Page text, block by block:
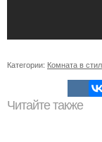
Категории: Комната в
Читайте также